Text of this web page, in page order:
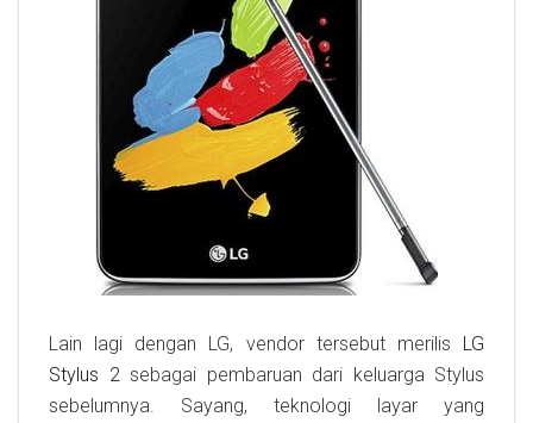
Lain lagi dengan LG, vendor tersebut merilis LG
Stylus 2 sebagai pembaruan dari keluarga Stylus
sebelumnya. Sayang, teknologi layar yang